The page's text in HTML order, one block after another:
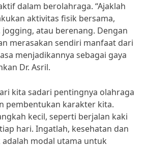
dalam berolahraga. “Ajaklah
aktivitas fisik bersama,
atau berenang. Dengan
merasakan sendiri manfaat dari
menjadikannya sebagai gaya
Dr. Asril.
kita sadari pentingnya olahraga
pembentukan karakter kita.
kecil, seperti berjalan kaki
hari. Ingatlah, kesehatan dan
modal utama untuk